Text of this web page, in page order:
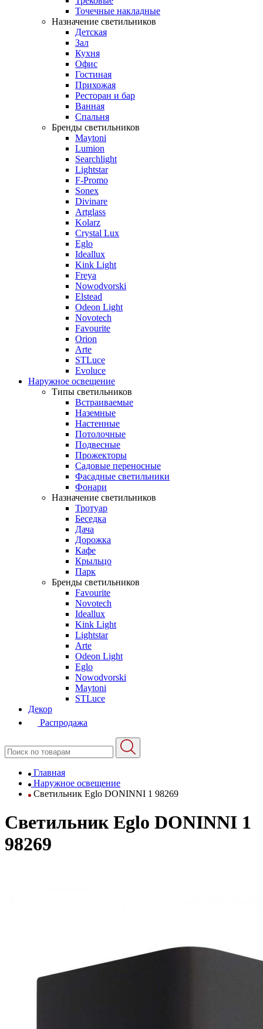
Точечные накладные
Назначение светильников
Детская
Зал
Кухня
Офис
Гостиная
Прихожая
Ресторан и бар
Ванная
Спальня
Бренды светильников
Maytoni
Lumion
Searchlight
Lightstar
F-Promo
Sonex
Divinare
Artglass
Kolarz
Crystal Lux
Eglo
Ideallux
Kink Light
Freya
Nowodvorski
Elstead
Odeon Light
Novotech
Favourite
Orion
Arte
STLuce
Evoluce
Наружное освещение
Типы светильников
Встраиваемые
Наземные
Настенные
Потолочные
Подвесные
Прожекторы
Садовые переносные
Фасадные светильники
Фонари
Назначение светильников
Тротуар
Беседка
Дача
Дорожка
Кафе
Крыльцо
Парк
Бренды светильников
Favourite
Novotech
Ideallux
Kink Light
Lightstar
Arte
Odeon Light
Eglo
Nowodvorski
Maytoni
STLuce
Декор
Распродажа
Главная
Наружное освещение
Светильник Eglo DONINNI 1 98269
Светильник Eglo DONINNI 1
98269